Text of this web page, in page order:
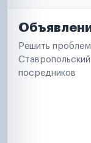
Решить
посредников